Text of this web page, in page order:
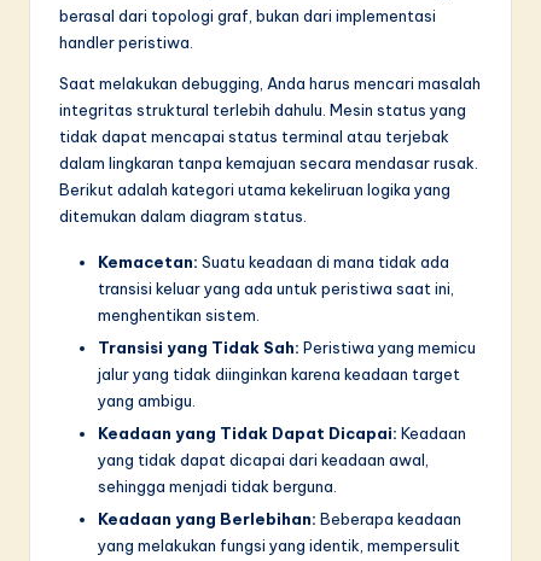
ti
o
berasal dari topologi graf, bukan dari implementasi
handler peristiwa.
Saat melakukan debugging, Anda harus mencari masalah
integritas struktural terlebih dahulu. Mesin status yang
tidak dapat mencapai status terminal atau terjebak
dalam lingkaran tanpa kemajuan secara mendasar rusak.
Berikut adalah kategori utama kekeliruan logika yang
ditemukan dalam diagram status.
Kemacetan: Suatu keadaan di mana tidak ada
transisi keluar yang ada untuk peristiwa saat ini,
menghentikan sistem.
Transisi yang Tidak Sah: Peristiwa yang memicu
jalur yang tidak diinginkan karena keadaan target
yang ambigu.
Keadaan yang Tidak Dapat Dicapai: Keadaan
yang tidak dapat dicapai dari keadaan awal,
sehingga menjadi tidak berguna.
Keadaan yang Berlebihan: Beberapa keadaan
yang melakukan fungsi yang identik, mempersulit